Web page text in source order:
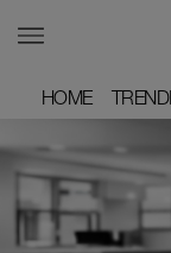
HOME
HOME